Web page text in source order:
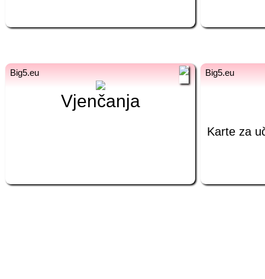
Сватби
bg
Vjenčanja
bs
Карти
bg
Karte za